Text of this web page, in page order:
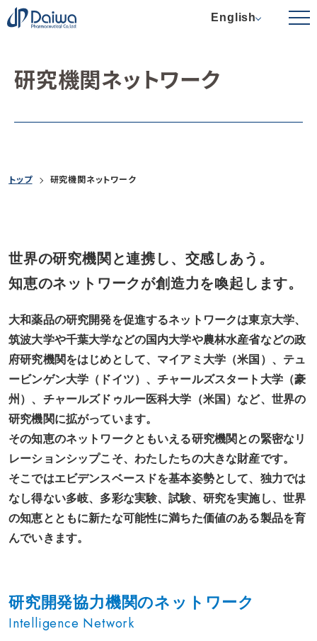
English
研究機関ネットワーク
トップ 研究機関ネットワーク
世界の研究機関と連携し、交感しあう。
知恵のネットワークが創造力を喚起します。
大和薬品の研究開発を促進するネットワークは東京大学、
筑波大学や千葉大学などの国内大学や農林水産省などの政
府研究機関をはじめとして、マイアミ大学（米国）、テュ
ービンゲン大学（ドイツ）、チャールズスタート大学（豪
州）、チャールズドゥルー医科大学（米国）など、世界の
研究機関に拡がっています。
その知恵のネットワークともいえる研究機関との緊密なリ
レーションシップこそ、わたしたちの大きな財産です。
そこではエビデンスベースドを基本姿勢として、独力では
なし得ない多岐、多彩な実験、試験、研究を実施し、世界
の知恵とともに新たな可能性に満ちた価値のある製品を育
んでいきます。
研究開発協力機関のネットワーク
Intelligence Network